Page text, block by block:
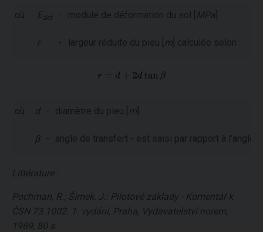
où : E def - module de déformation du sol [ MPa
r - largeur réduite du pieu [ m ] calculée selon :
où : d - diamètre du pieu [ m
β - angle de transfert - est saisi par rapport à l'angle
Littérature :
Pochman, R.; Šimek, J.: Pilotové základy - Komentář k
ČSN 73 1002. 1. vydání, Praha, Vydavatelství norem,
1989, 80 s.